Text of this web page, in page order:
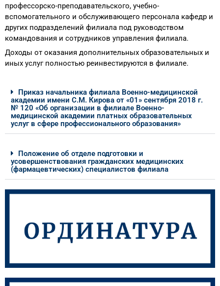
профессорско-преподавательского, учебно-
вспомогательного и обслуживающего персонала кафедр и
других подразделений филиала под руководством
командования и сотрудников управления филиала.
Доходы от оказания дополнительных образовательных и
иных услуг полностью реинвестируются в филиале.
Приказ начальника филиала Военно-медицинской
академии имени С.М. Кирова от «01» сентября 2018 г.
№ 120 «Об организации в филиале Военно-
медицинской академии платных образовательных
услуг в сфере профессионального образования»
Положение об отделе подготовки и
усовершенствования гражданских медицинских
(фармацевтических) специалистов филиала